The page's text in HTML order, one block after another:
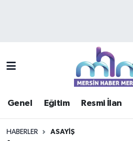
Genel Eğitim Resmi İlan
HABERLER ASAYIŞ
Mersin Trafik Yoğunluk
Süper Lig Puan Durumu ve